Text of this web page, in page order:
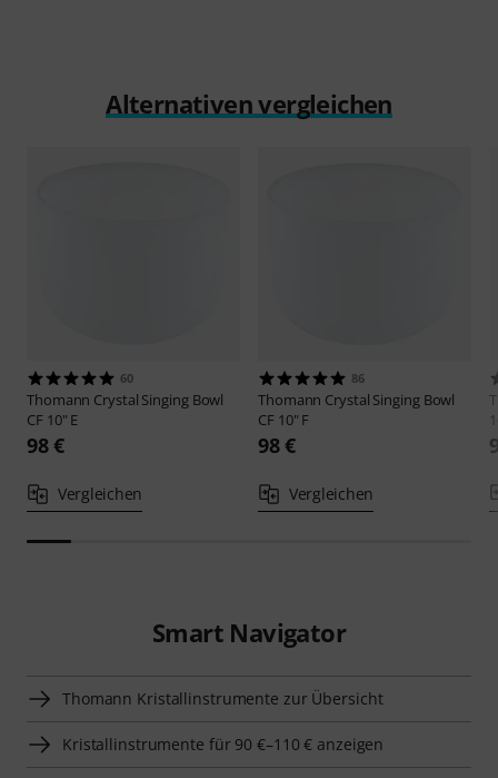
Alternativen vergleichen
60
Thomann Crystal Singing Bowl
CF 10" E
98 €
Vergleichen
86
Thomann Crystal Singing Bowl
CF 10" F
98 €
Vergleichen
Smart Navigator
Thomann Kristallinstrumente zur Übersicht
Kristallinstrumente für 90 €–110 € anzeigen